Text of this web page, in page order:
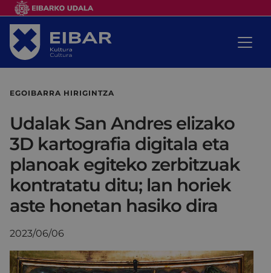
EGOIBARRA HIRIGINTZA
Udalak San Andres elizako
3D kartografia digitala eta
planoak egiteko zerbitzuak
kontratatu ditu; lan horiek
aste honetan hasiko dira
2023/06/06